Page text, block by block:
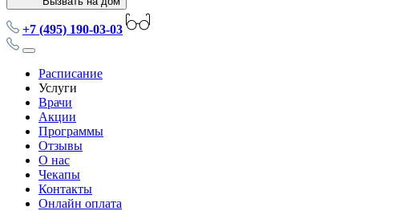
+7 (495) 190-03-03
Расписание
Услуги
Врачи
Акции
Программы
Отзывы
О нас
Чекапы
Контакты
Онлайн оплата